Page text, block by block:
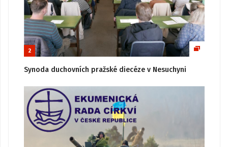
2
Synoda duchovních pražské diecéze v Nesuchyni